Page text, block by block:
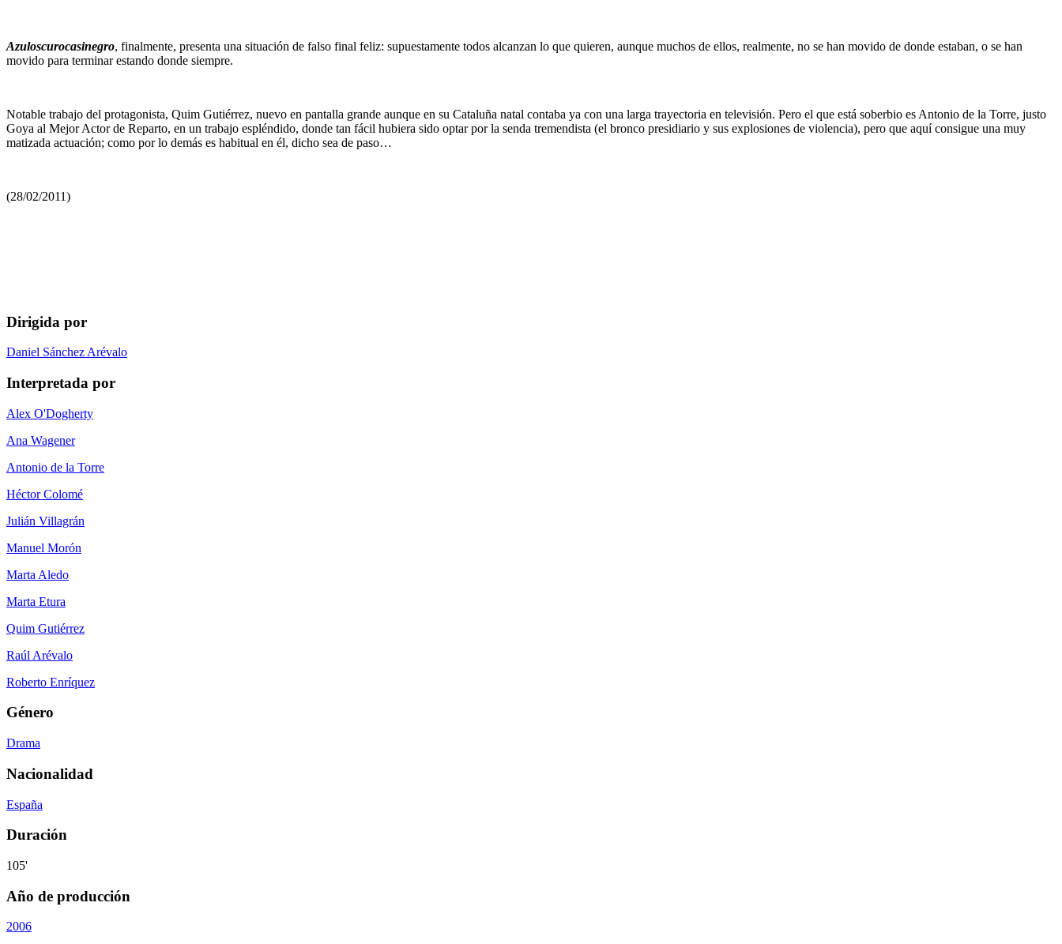
Azuloscurocasinegro, finalmente, presenta una situación de falso final feliz: supuestamente todos alcanzan lo que quieren, aunque muchos de ellos, realmente, no se han movido de donde estaban, o se han
movido para terminar estando donde siempre.
Notable trabajo del protagonista, Quim Gutiérrez, nuevo en pantalla grande aunque en su Cataluña natal contaba ya con una larga trayectoria en televisión. Pero el que está soberbio es Antonio de la Torre, justo
Goya al Mejor Actor de Reparto, en un trabajo espléndido, donde tan fácil hubiera sido optar por la senda tremendista (el bronco presidiario y sus explosiones de violencia), pero que aquí consigue una muy
matizada actuación; como por lo demás es habitual en él, dicho sea de paso…
(28/02/2011)
Dirigida por
Daniel Sánchez Arévalo
Interpretada por
Alex O'Dogherty
Ana Wagener
Antonio de la Torre
Héctor Colomé
Julián Villagrán
Manuel Morón
Marta Aledo
Marta Etura
Quim Gutiérrez
Raúl Arévalo
Roberto Enríquez
Género
Drama
Nacionalidad
España
Duración
105'
Año de producción
2006